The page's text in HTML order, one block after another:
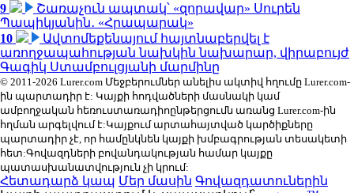
9
Շառաչուն ապտակ՝ «զորավար» Սուրեն
Պապիկյանին․ «Հրապարակ»
10
Ավտոմեքենայում հայտնաբերվել է
առողջապահության նախկին նախարար, վիրաբույժ
Գագիկ Ստամբուլցյանի մարմինը
© 2011-2026 Lurer.com Մեջբերումներ անելիս ակտիվ հղումը Lurer.com-
ին պարտադիր է: Կայքի հոդվածների մասնակի կամ
ամբողջական հեռուստառադիոընթերցումն առանց Lurer.com-ին
հղման արգելվում է:Կայքում արտահայտված կարծիքները
պարտադիր չէ, որ համընկնեն կայքի խմբագրության տեսակետի
հետ:Գովազդների բովանդակության համար կայքը
պատասխանատվություն չի կրում:
Հետադարձ կապ Մեր մասին Գովազդատուներին